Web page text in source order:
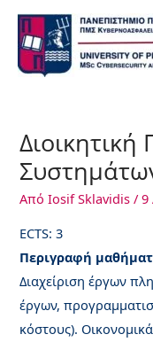
Μετάβαση
στο
περιεχόμενο
ΑπόIosif Sklavidis/9
ECTS: 3
Περιγραφή
Διαχείριση έργων
έργων,
κόστους).
Post
navigation